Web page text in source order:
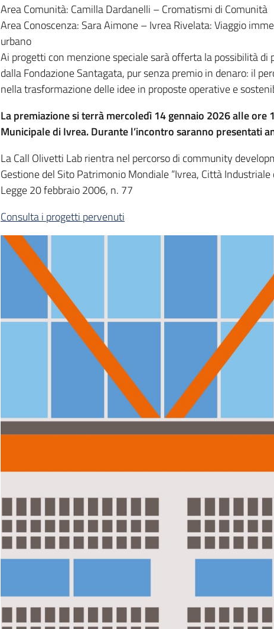
Area Comunità: Camilla Dardanelli – Cromatismi di Comunità
Area Conoscenza: Sara Aimone – Ivrea Rivelata: Viaggio
urbano
Ai progetti con menzione speciale sarà offerta la possibilità
dalla Fondazione Santagata, pur senza premio in denaro: il
nella trasformazione delle idee in proposte operative e
La premiazione si terrà mercoledì 14 gennaio 2026 alle ore
Municipale di Ivrea. Durante l’incontro saranno presentati
La Call Olivetti Lab rientra nel percorso di community
Gestione del Sito Patrimonio Mondiale “Ivrea, Città
Legge 20 febbraio 2006, n. 77
Consulta i progetti pervenuti